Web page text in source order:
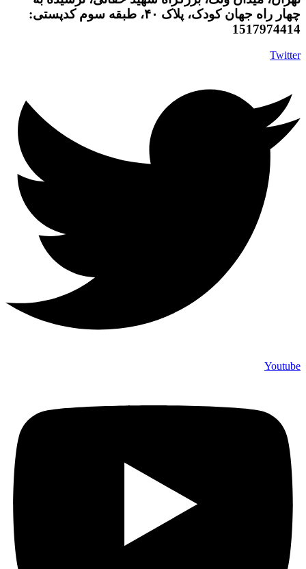
چهار راه جهان کودک، پلاک ۴۰، طبقه سوم کدپستی:
1517974414
Twitter
Youtube